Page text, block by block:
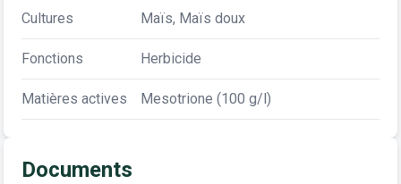
Cultures Maïs, Maïs doux
Fonctions Herbicide
Matières actives Mesotrione (100 g/l)
Documents